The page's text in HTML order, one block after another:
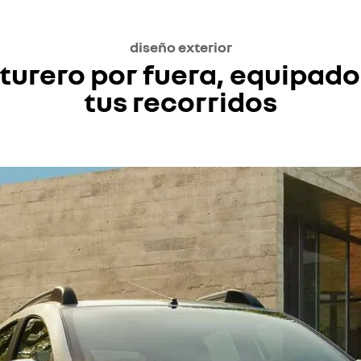
diseño exterior
por fuera,
tus recorridos